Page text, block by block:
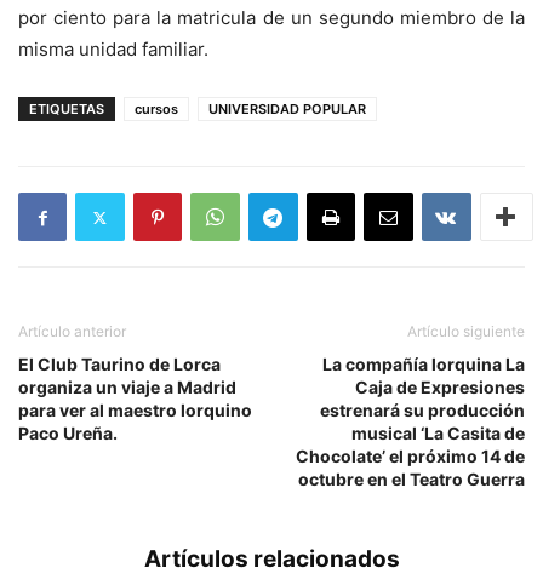
por ciento para la matricula de un segundo miembro de la
misma unidad familiar.
ETIQUETAS cursos UNIVERSIDAD POPULAR
Artículo anterior
El Club Taurino de Lorca
organiza un viaje a Madrid
para ver al maestro lorquino
Paco Ureña.
Artículo siguiente
La compañía lorquina La
Caja de Expresiones
estrenará su producción
musical ‘La Casita de
Chocolate’ el próximo 14 de
octubre en el Teatro Guerra
Artículos relacionados